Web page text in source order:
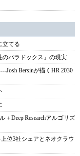
立てる
パラドックス」の現実
Josh Bersinが描くHR 2030
Deep Researchアルゴリズ
位3社シェアとネオクラウ